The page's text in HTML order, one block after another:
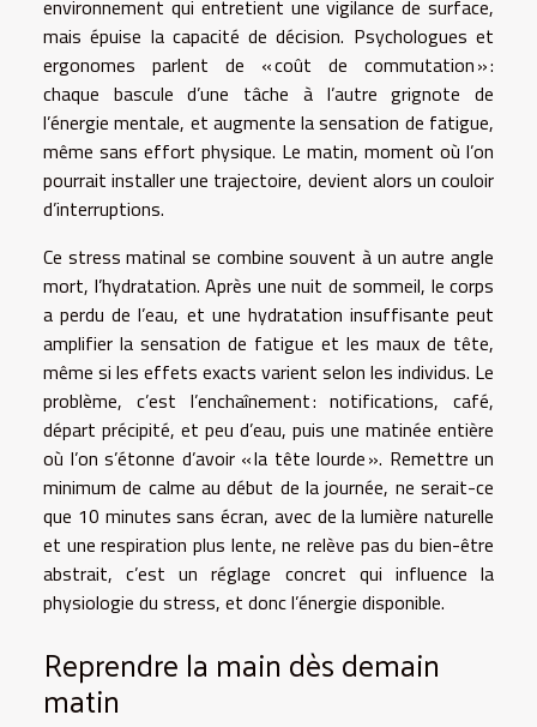
environnement qui entretient une vigilance de surface,
mais épuise la capacité de décision. Psychologues et
ergonomes parlent de « coût de commutation » :
chaque bascule d’une tâche à l’autre grignote de
l’énergie mentale, et augmente la sensation de fatigue,
même sans effort physique. Le matin, moment où l’on
pourrait installer une trajectoire, devient alors un couloir
d’interruptions.
Ce stress matinal se combine souvent à un autre angle
mort, l’hydratation. Après une nuit de sommeil, le corps
a perdu de l’eau, et une hydratation insuffisante peut
amplifier la sensation de fatigue et les maux de tête,
même si les effets exacts varient selon les individus. Le
problème, c’est l’enchaînement : notifications, café,
départ précipité, et peu d’eau, puis une matinée entière
où l’on s’étonne d’avoir « la tête lourde ». Remettre un
minimum de calme au début de la journée, ne serait-ce
que 10 minutes sans écran, avec de la lumière naturelle
et une respiration plus lente, ne relève pas du bien-être
abstrait, c’est un réglage concret qui influence la
physiologie du stress, et donc l’énergie disponible.
Reprendre la main dès demain
matin